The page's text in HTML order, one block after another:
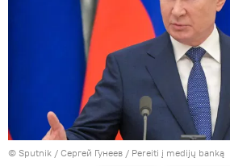
© Sputnik / Сергей Гунеев / Pereiti į medijų banką